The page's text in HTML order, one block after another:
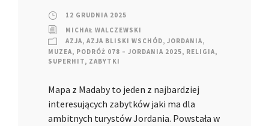
12 GRUDNIA 2025
MICHAŁ WALCZEWSKI
AZJA, AZJA BLISKI WSCHÓD, JORDANIA,
MUZEA, PODRÓŻ 078 – JORDANIA 2025, RELIGIA,
SUPERHIT, ZABYTKI
Mapa z Madaby to jeden z najbardziej
interesujących zabytków jaki ma dla
ambitnych turystów Jordania. Powstała w